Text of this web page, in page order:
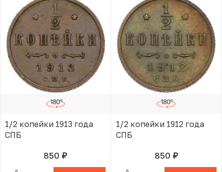
1/2 копейки 1913 года
СПБ
850 руб.В КОРЗИНЕ
1/2 копейки 1912 года
СПБ
850 руб.В КОРЗИНЕ